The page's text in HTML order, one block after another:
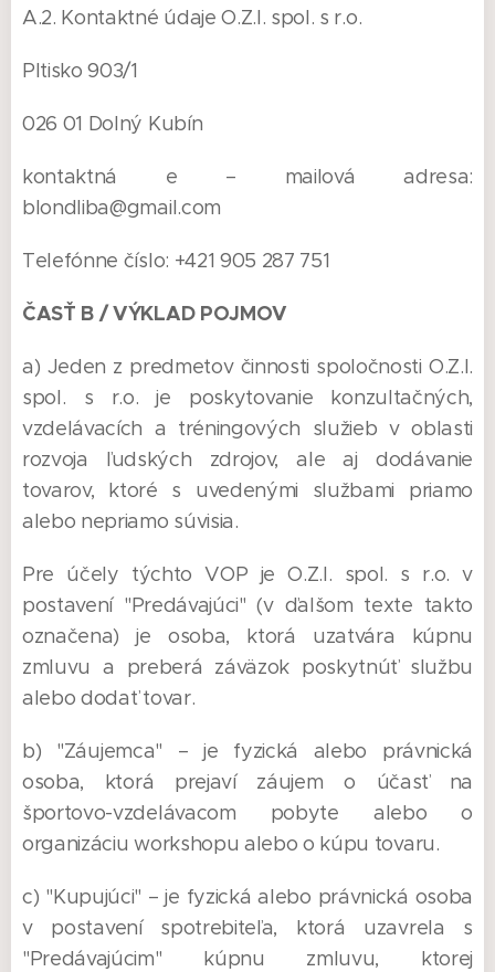
A.2. Kontaktné údaje O.Z.I. spol. s r.o.
Pltisko 903/1
026 01 Dolný Kubín
kontaktná e – mailová adresa:
blondliba@gmail.com
Telefónne číslo: +421 905 287 751
ČASŤ B / VÝKLAD POJMOV
a) Jeden z predmetov činnosti spoločnosti O.Z.I.
spol. s r.o. je poskytovanie konzultačných,
vzdelávacích a tréningových služieb v oblasti
rozvoja ľudských zdrojov, ale aj dodávanie
tovarov, ktoré s uvedenými službami priamo
alebo nepriamo súvisia.
Pre účely týchto VOP je O.Z.I. spol. s r.o. v
postavení "Predávajúci" (v ďalšom texte takto
označena) je osoba, ktorá uzatvára kúpnu
zmluvu a preberá záväzok poskytnúť službu
alebo dodať tovar.
b) "Záujemca" – je fyzická alebo právnická
osoba, ktorá prejaví záujem o účasť na
športovo-vzdelávacom pobyte alebo o
organizáciu workshopu alebo o kúpu tovaru.
c) "Kupujúci" – je fyzická alebo právnická osoba
v postavení spotrebiteľa, ktorá uzavrela s
"Predávajúcim" kúpnu zmluvu, ktorej